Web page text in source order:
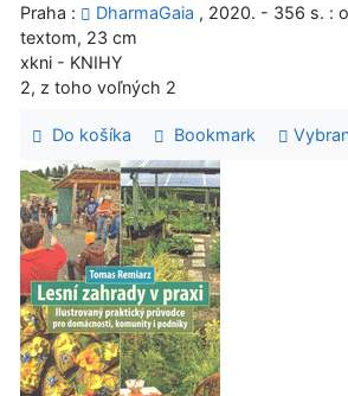
Praha :
DharmaGaia , 2020. - 356 s. :
textom, 23 cm
xkni - KNIHY
2, z toho voľných 2
Do košíka Bookmark